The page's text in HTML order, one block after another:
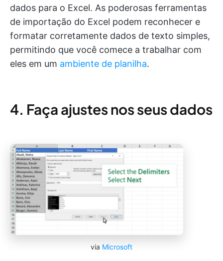
dados para o Excel. As poderosas ferramentas
de importação do Excel podem reconhecer e
formatar corretamente dados de texto simples,
permitindo que você comece a trabalhar com
eles em um ambiente de planilha.
4. Faça ajustes nos seus dados
via Microsoft